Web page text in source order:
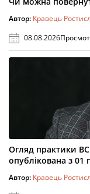
Автор: Кравець
08.08.2026
Огляд практики
опублікована з 01
Автор: Кравець